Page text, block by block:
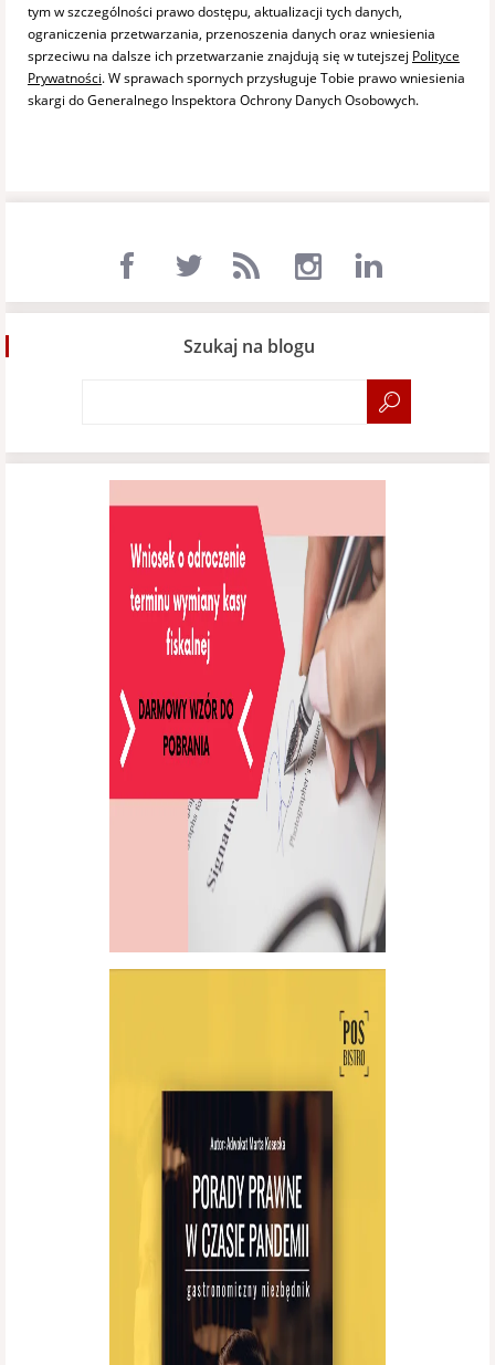
tym w szczególności prawo dostępu, aktualizacji tych danych,
ograniczenia przetwarzania, przenoszenia danych oraz wniesienia
sprzeciwu na dalsze ich przetwarzanie znajdują się w tutejszej Polityce
Prywatności. W sprawach spornych przysługuje Tobie prawo wniesienia
skargi do Generalnego Inspektora Ochrony Danych Osobowych.
Szukaj na blogu